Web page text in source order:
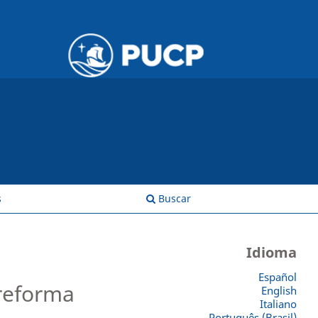
Buscar
Idioma
Español
English
Italiano